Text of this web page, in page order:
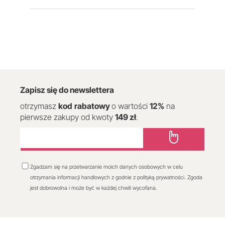
Zapisz się do newslettera
otrzymasz kod rabatowyo wartości 12% na
pierwsze zakupy od kwoty 149 zł.
Zgadzam się na przetwarzanie moich danych osobowych w celu
otrzymania informacji handlowych z godnie z polityką prywatności. Zgoda
jest dobrowolna i może być w każdej chwili wycofana.